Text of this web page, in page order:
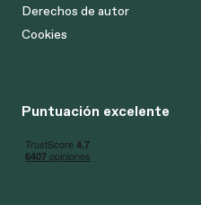
Derechos de autor
Cookies
Puntuación excelente